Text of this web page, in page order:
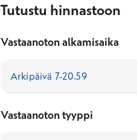
Tutustu hinnastoon
Vastaanoton alkamisaika
Vastaanoton tyyppi